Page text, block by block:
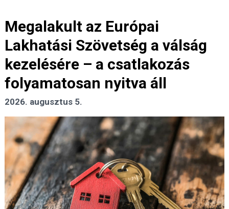
Megalakult az Európai
Lakhatási Szövetség a válság
kezelésére – a csatlakozás
folyamatosan nyitva áll
2026. augusztus 5.